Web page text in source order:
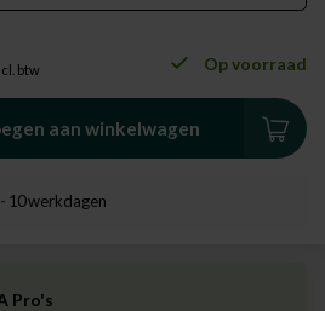
btw Op voorraad
aan winkelwagen
10 werkdagen
Pro's